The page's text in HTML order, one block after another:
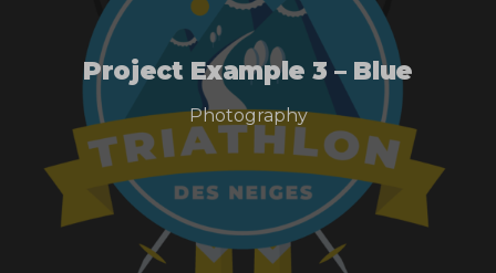
Project Example 3 – Blue
Photography